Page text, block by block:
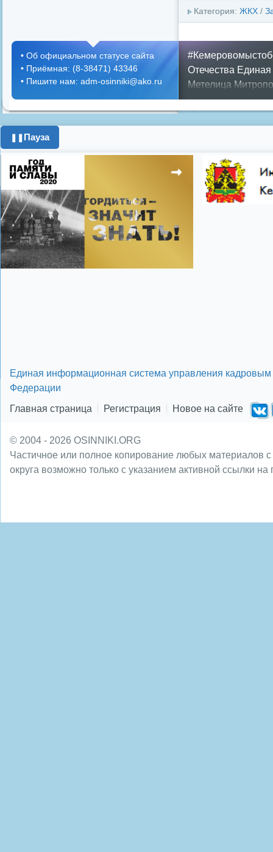
Категория: ЖКХ /
Отечества
Метелица
Днем ЖКХ
Противопожарная
день города
цифровое
Показать все теги
• Об официальном статусе сайта
• Приёмная: (8-38471) 43346
• Пишите нам: adm-osinniki@ako.ru
Пауза
Единая информационная система управления кадровым
Федерации
Главная страница
Регистрация Новое на сайте
© 2004 - 2026 OSINNIKI.ORG
Частичное или полное копирование любых материалов
округа возможно только с указанием активной ссылки на